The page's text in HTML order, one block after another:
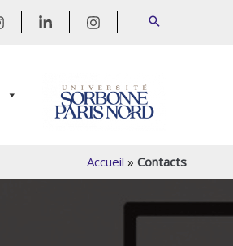
Accueil » Contacts